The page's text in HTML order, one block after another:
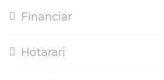
Financiar
Hotarari